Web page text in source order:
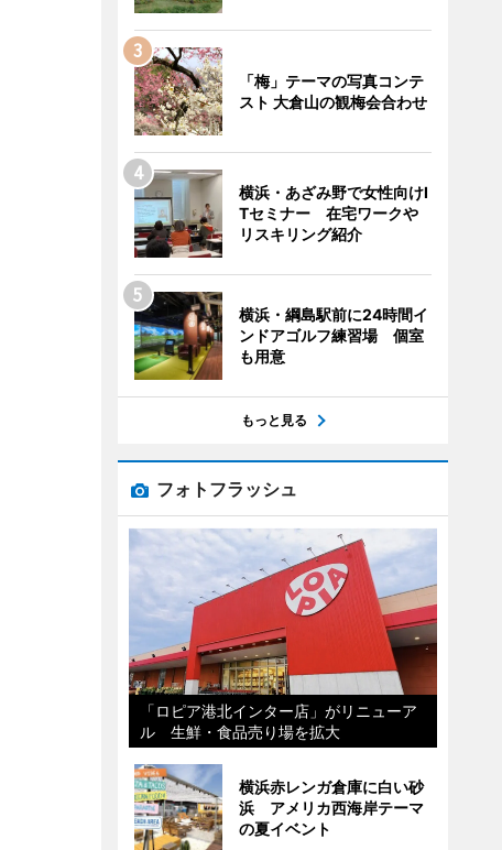
「梅」テーマの写真コンテ
スト 大倉山の観梅会合わせ
横浜・あざみ野で女性向けI
Tセミナー 在宅ワークや
リスキリング紹介
横浜・綱島駅前に24時間イ
ンドアゴルフ練習場 個室
も用意
もっと見る
フォトフラッシュ
「ロピア港北インター店」がリニューア
ル 生鮮・食品売り場を拡大
横浜赤レンガ倉庫に白い砂
浜 アメリカ西海岸テーマ
の夏イベント